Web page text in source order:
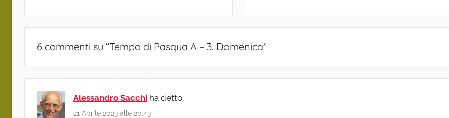
6 commenti su “Tempo di Pasqua A – 3. Domenica”
Alessandro Sacchi ha detto:
21 Aprile 2023 alle 20:43